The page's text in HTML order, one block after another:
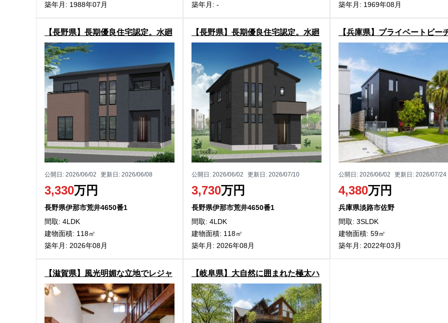
築年月: 1988年07月
築年月: -
築年月: 1969年08月
【長野県】長期優良住宅認定。水廻
りを集約した家事ラク動線。
公開日: 2026/06/02 更新日: 2026/06/08
3,330万円
長野県伊那市荒井4650番1
間取: 4LDK
建物面積: 118㎡
築年月: 2026年08月
【長野県】長期優良住宅認定。水廻
りを集約した家事ラク動線。
公開日: 2026/06/02 更新日: 2026/07/10
3,730万円
長野県伊那市荒井4650番1
間取: 4LDK
建物面積: 118㎡
築年月: 2026年08月
【兵庫県】プライベートビー
徒歩1分！淡路市佐野の中古
件
公開日: 2026/06/02 更新日: 2026/07/24
4,380万円
兵庫県淡路市佐野
間取: 3SLDK
建物面積: 59㎡
築年月: 2022年03月
【滋賀県】風光明媚な立地でレジャ
ー満喫！高島市今津町梅原の中古別
荘物件
【岐阜県】大自然に囲まれた極太ハ
ンドカットログハウス！高山市荘川
町中野の中古ログハウス物件